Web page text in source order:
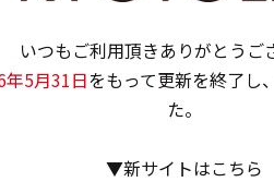
いチャイ＆コーヒーサーバーな
いつもご利用頂きありがとうご
年5月31日をもって更新を終了し
た。
▼新サイトはこちら